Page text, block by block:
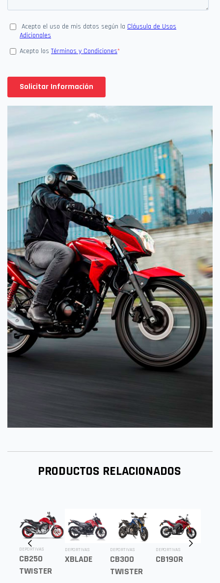
PRODUCTOS RELACIONADOS
DEPORTIVAS
CB250
TWISTER
DEPORTIVAS
XBLADE
DEPORTIVAS
CB300
TWISTER
DEPORTIVAS
CB190R